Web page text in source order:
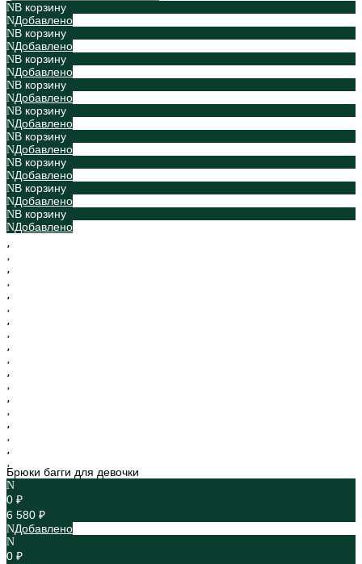
В корзину
Добавлено
В корзину
Добавлено
В корзину
Добавлено
В корзину
Добавлено
В корзину
Добавлено
В корзину
Добавлено
В корзину
Добавлено
В корзину
Добавлено
В корзину
Добавлено
Брюки багги для девочки
0 ₽
6 580 ₽
Добавлено
0 ₽